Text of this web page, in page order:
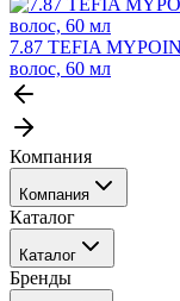
7.87 TEFIA
волос, 60 мл
Компания
Компания
События
Покупателю
Каталог
Каталог
Бренды